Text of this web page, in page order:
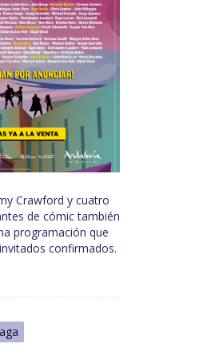
Crawford y cuatro
de cómic también
programación que
confirmados.